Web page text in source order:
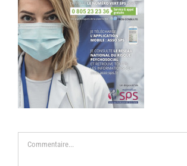
Commentaire